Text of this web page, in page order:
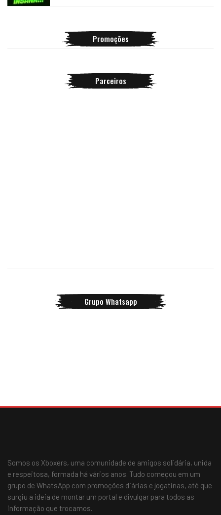
Promoções
Parceiros
Grupo Whatsapp
Somos os Xboxers, uma comunidade de amigos solidária, unida
e respeitosa, formada há vários anos. Tudo começou em um
grupo de WhatsApp com promoções diárias e jogatinas, até que
surgiu a ideia de montar um portal e divulgar para todos as
informação que trocamos.